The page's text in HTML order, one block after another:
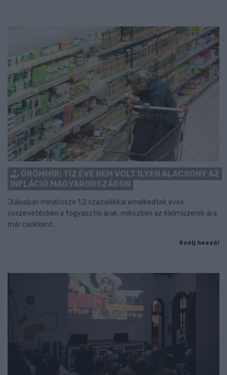
ÖRÖMHÍR: TÍZ ÉVE NEM VOLT ILYEN ALACSONY AZ
INFLÁCIÓ MAGYARORSZÁGON
Júliusban mindössze 1,2 százalékkal emelkedtek éves
összevetésben a fogyasztói árak, miközben az élelmiszerek ára
már csökkent.
Szólj hozzá!